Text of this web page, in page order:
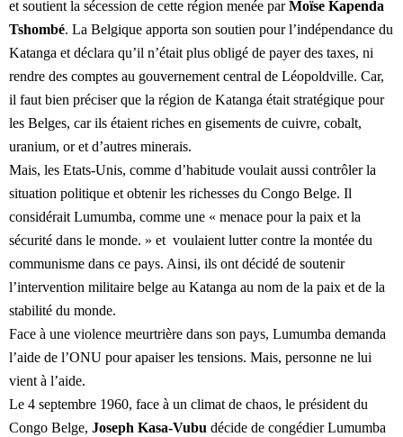
et soutient la sécession de cette région menée parMoïse Kapenda
Tshombé. La Belgique apporta son soutien pour l’indépendance du
Katanga et déclara qu’il n’était plus obligé de payer des taxes, ni
rendre des comptes au gouvernement central de Léopoldville. Car,
il faut bien préciser que la région de Katanga était stratégique pour
les Belges, car ils étaient riches en gisements de cuivre, cobalt,
uranium, or et d’autres minerais.
Mais, les Etats-Unis, comme d’habitude voulait aussi contrôler la
situation politique et obtenir les richesses du Congo Belge. Il
considérait Lumumba, comme une « menace pour la paix et la
sécurité dans le monde. » et voulaient lutter contre la montée du
communisme dans ce pays. Ainsi, ils ont décidé de soutenir
l’intervention militaire belge au Katanga au nom de la paix et de la
stabilité du monde.
Face à une violence meurtrière dans son pays, Lumumba demanda
l’aide de l’ONU pour apaiser les tensions. Mais, personne ne lui
vient à l’aide.
Le 4 septembre 1960, face à un climat de chaos, le président du
Congo Belge, Joseph Kasa-Vubu décide de congédier Lumumba